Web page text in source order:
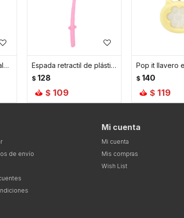
Squishy peluche Animales Marinos - Violeta Espada retractil de plástico de 75 cm de largo - Rosada
$ 128
$ 109
$ 140
$ 119
de envío
Mi cuenta
Mi cuenta
Mis compras
Wish List